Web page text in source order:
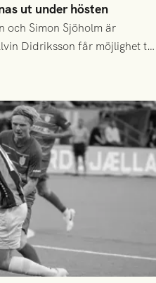
ut under hösten
och Simon Sjöholm är
Didriksson får möjlighet till